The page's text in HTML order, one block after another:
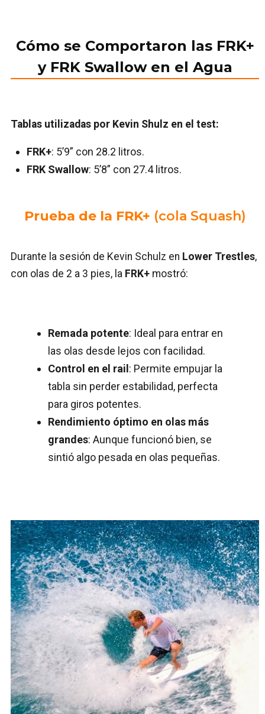
Cómo se Comportaron las FRK+
y FRK Swallow en el Agua
Tablas utilizadas por Kevin Shulz en el test:
FRK+: 5’9” con 28.2 litros.
FRK Swallow: 5’8” con 27.4 litros.
Prueba de la FRK+ (cola Squash)
Durante la sesión de Kevin Schulz en Lower Trestles,
con olas de 2 a 3 pies, la FRK+ mostró:
Remada potente: Ideal para entrar en
las olas desde lejos con facilidad.
Control en el rail : Permite empujar la
tabla sin perder estabilidad, perfecta
para giros potentes.
Rendimiento óptimo en olas más
grandes: Aunque funcionó bien, se
sintió algo pesada en olas pequeñas.